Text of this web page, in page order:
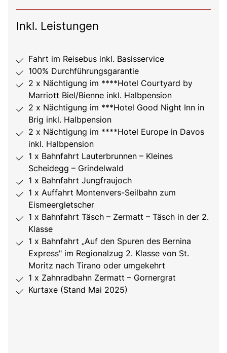
Inkl. Leistungen
Fahrt im Reisebus inkl. Basisservice
100% Durchführungsgarantie
2 x Nächtigung im ****Hotel Courtyard by
Marriott Biel/Bienne inkl. Halbpension
2 x Nächtigung im ***Hotel Good Night Inn in
Brig inkl. Halbpension
2 x Nächtigung im ****Hotel Europe in Davos
inkl. Halbpension
1 x Bahnfahrt Lauterbrunnen – Kleines
Scheidegg – Grindelwald
1 x Bahnfahrt Jungfraujoch
1 x Auffahrt Montenvers-Seilbahn zum
Eismeergletscher
1 x Bahnfahrt Täsch – Zermatt – Täsch in der 2.
Klasse
1 x Bahnfahrt „Auf den Spuren des Bernina
Express" im Regionalzug 2. Klasse von St.
Moritz nach Tirano oder umgekehrt
1 x Zahnradbahn Zermatt – Gornergrat
Kurtaxe (Stand Mai 2025)